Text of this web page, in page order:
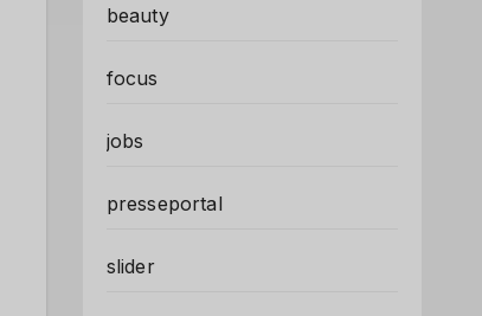
beauty
focus
jobs
presseportal
slider